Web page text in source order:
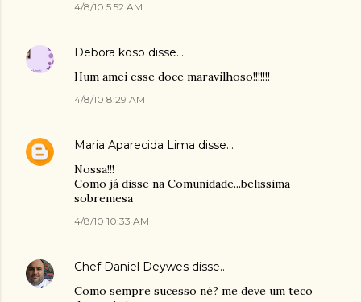
4/8/10 5:52 AM
Debora koso disse…
Hum amei esse doce maravilhoso!!!!!!!
4/8/10 8:29 AM
Maria Aparecida Lima disse…
Nossa!!!
Como já disse na Comunidade...belissima
sobremesa
4/8/10 10:33 AM
Chef Daniel Deywes disse…
Como sempre sucesso né? me deve um teco